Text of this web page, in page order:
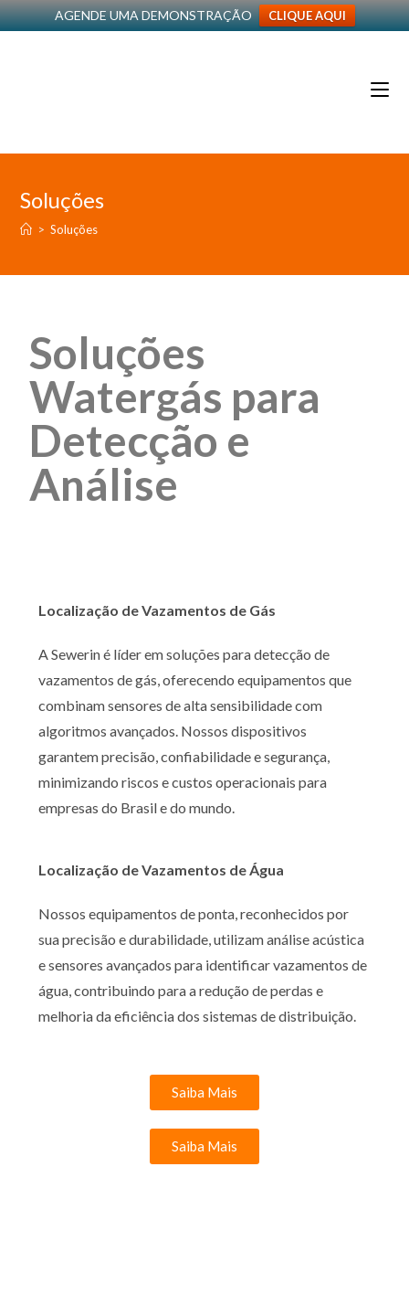
AGENDE UMA DEMONSTRAÇÃO CLIQUE AQUI
Soluções
> Soluções
Soluções
Watergás para
Detecção e
Análise
Localização de Vazamentos de Gás
A Sewerin é líder em soluções para detecção de
vazamentos de gás, oferecendo equipamentos que
combinam sensores de alta sensibilidade com
algoritmos avançados. Nossos dispositivos
garantem precisão, confiabilidade e segurança,
minimizando riscos e custos operacionais para
empresas do Brasil e do mundo.
Localização de Vazamentos de Água
Nossos equipamentos de ponta, reconhecidos por
sua precisão e durabilidade, utilizam análise acústica
e sensores avançados para identificar vazamentos de
água, contribuindo para a redução de perdas e
melhoria da eficiência dos sistemas de distribuição.
Saiba Mais
Saiba Mais